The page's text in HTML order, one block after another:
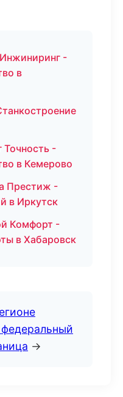
-
в
-
в Кемерово
Престиж -
в Иркутск
Комфорт -
в Хабаровск
→